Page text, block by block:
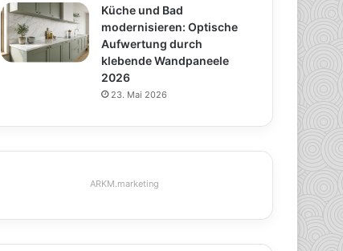
Küche und Bad
modernisieren: Optische
Aufwertung durch
klebende Wandpaneele
2026
23. Mai 2026
ARKM.marketing